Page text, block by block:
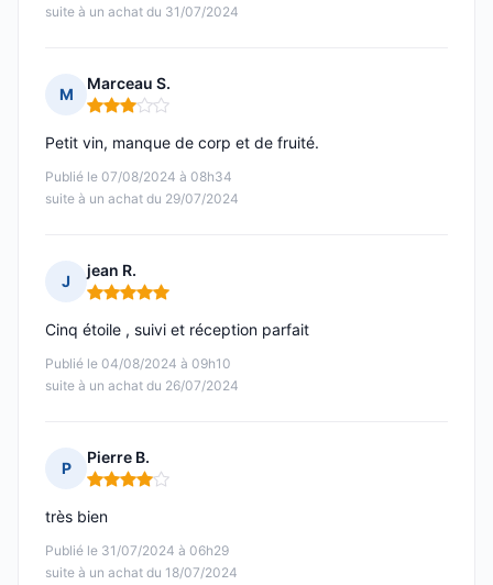
suite à un achat du 31/07/2024
M
Marceau S.
Note : 3 sur 5
Publié le 07/08/2024 à 08h34
suite à un achat du 29/07/2024
Petit vin, manque de corp et de fruité.
J
jean R.
Note : 5 sur 5
Publié le 04/08/2024 à 09h10
suite à un achat du 26/07/2024
Cinq étoile , suivi et réception parfait
P
Pierre B.
Note : 4 sur 5
Publié le 31/07/2024 à 06h29
suite à un achat du 18/07/2024
très bien